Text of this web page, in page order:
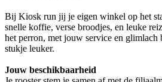
Bij Kiosk run jij je eigen winkel op het
snelle koffie, verse broodjes, en leuke
het perron, met jouw service en glimlach
stukje leuker.
Jouw beschikbaarheid